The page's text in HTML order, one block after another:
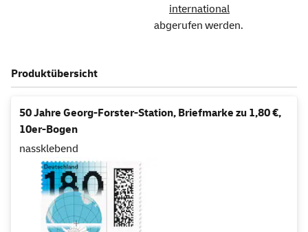
international
abgerufen werden.
Produktübersicht
50 Jahre Georg-Forster-Station, Briefmarke zu 1,80 €,
10er-Bogen
nassklebend